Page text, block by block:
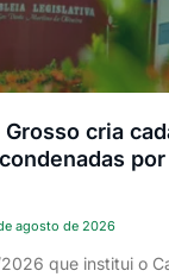
cria
agosto de 2026
que institui o